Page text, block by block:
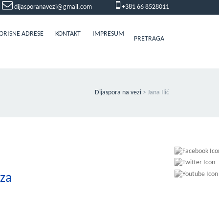
dijasporanavezi@gmail.com +381 66 8528011
ADRESE KONTAKT IMPRESUM
PRETRAGA
Dijaspora na vezi > Jana Ilić